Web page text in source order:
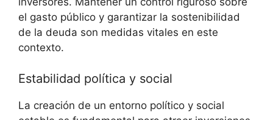
‌el gasto ‍público‌ y garantizar la ⁤sostenibilidad
de⁤ la deuda ​son medidas ⁢vitales en ‍este
contexto.
Estabilidad ‌política y social
La ‌creación​ de un ‌entorno ​político y social